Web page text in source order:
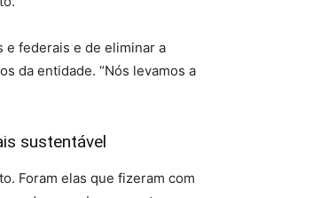
e federais e de eliminar a
da entidade. “Nós levamos a
sustentável
Foram elas que fizeram com